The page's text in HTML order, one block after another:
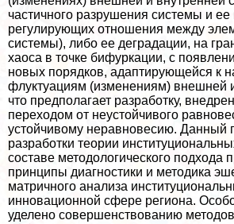
частичного разрушения системы и
регулирующих отношения между
системы), либо ее деградации, на
хаоса в точке бифуркации, с
новых порядков, адаптирующейся к
флуктуациям (изменениям) внешней
что предполагает разработку,
переходом от неустойчивого
устойчивому неравновесию. Данный
разработки теории
составе методологического подхода
принципы диагностики и методика
матричного анализа
инновационной сфере региона.
уделено совершенствованию